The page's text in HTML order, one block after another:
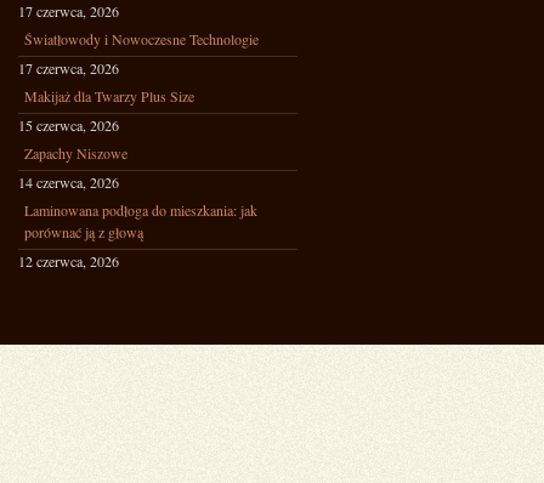
17 czerwca, 2026
Światłowody i Nowoczesne Technologie
17 czerwca, 2026
Makijaż dla Twarzy Plus Size
15 czerwca, 2026
Zapachy Niszowe
14 czerwca, 2026
Laminowana podłoga do mieszkania: jak
porównać ją z głową
12 czerwca, 2026